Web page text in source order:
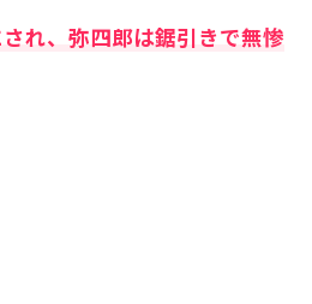
れ、弥四郎は鋸引きで無惨